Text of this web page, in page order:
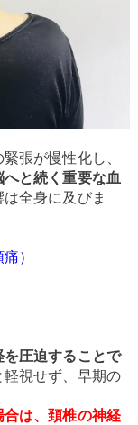
張が慢性化し、
へと続く重要な血
全身に及びま
）
圧迫することで
視せず、早期の
は、頚椎の神経